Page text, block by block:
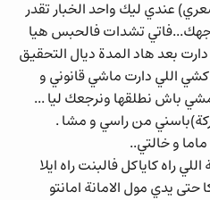
عندي ليك واحد الخبار تقدر
تشدات فالحبس هيا
بعد هاد المدة ديال التحقيق
اللي دارت ماشي قانوني و
باش نطلقها ونرجعك ليا ...
من راسي و مشا .
و خالتي..
راه كاياكل فالبنت راه ايلا
يدي مول الامانة امانتو